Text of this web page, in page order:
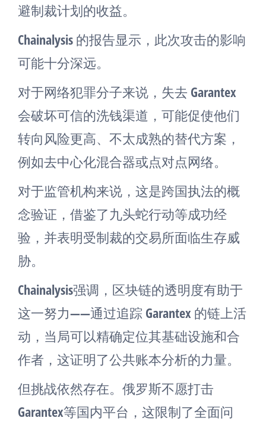
避制裁计划的收益。
Chainalysis 的报告显示，此次攻击的影响
可能十分深远。
对于网络犯罪分子来说，失去 Garantex
会破坏可信的洗钱渠道，可能促使他们
转向风险更高、不太成熟的替代方案，
例如去中心化混合器或点对点网络。
对于监管机构来说，这是跨国执法的概
念验证，借鉴了九头蛇行动等成功经
验，并表明受制裁的交易所面临生存威
胁。
Chainalysis强调，区块链的透明度有助于
这一努力——通过追踪 Garantex 的链上活
动，当局可以精确定位其基础设施和合
作者，这证明了公共账本分析的力量。
但挑战依然存在。俄罗斯不愿打击
Garantex等国内平台，这限制了全面问